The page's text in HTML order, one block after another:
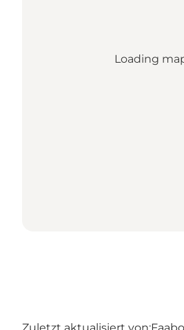
Loading